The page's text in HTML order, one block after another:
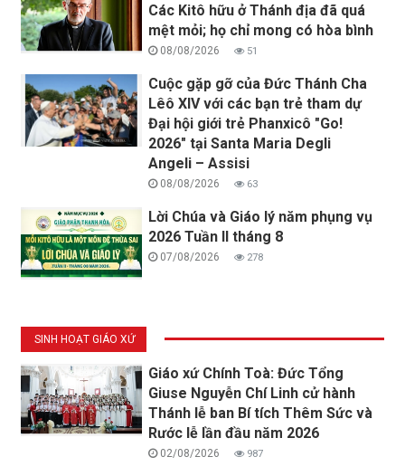
Các Kitô hữu ở Thánh địa đã quá
mệt mỏi; họ chỉ mong có hòa bình
08/08/2026 51
Cuộc gặp gỡ của Đức Thánh Cha
Lêô XIV với các bạn trẻ tham dự
Đại hội giới trẻ Phanxicô "Go!
2026" tại Santa Maria Degli
Angeli – Assisi
08/08/2026 63
Lời Chúa và Giáo lý năm phụng vụ
2026 Tuần II tháng 8
07/08/2026 278
SINH HOẠT GIÁO XỨ
Giáo xứ Chính Toà: Đức Tổng
Giuse Nguyễn Chí Linh cử hành
Thánh lễ ban Bí tích Thêm Sức và
Rước lễ lần đầu năm 2026
02/08/2026 987